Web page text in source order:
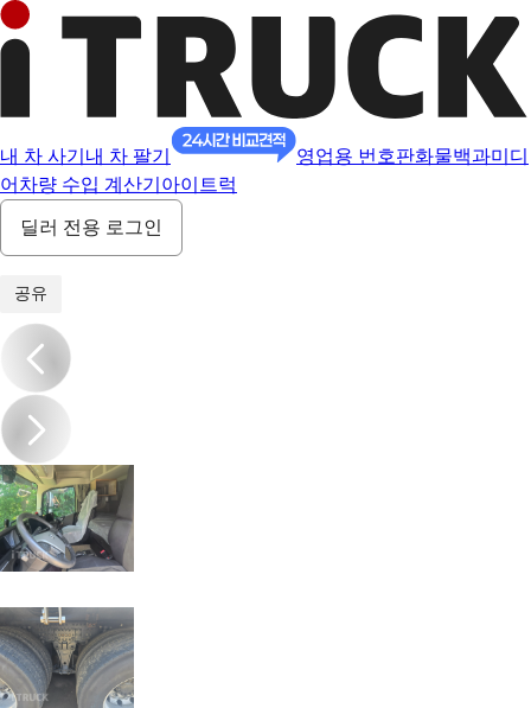
내 차 사기 내 차 팔기 영업용 번호판화물백과미디
어 차량 수입 계산기 아이트럭
딜러 전용 로그인
공유
/15